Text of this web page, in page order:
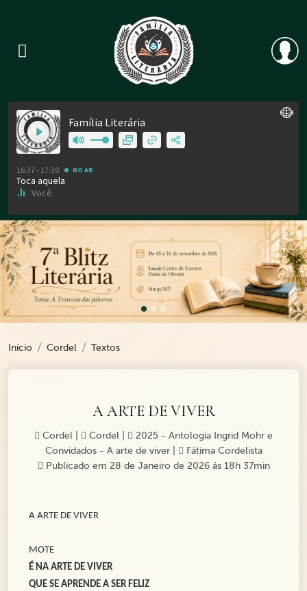
Previous
Início Cordel Textos
A ARTE DE VIVER
Cordel Cordel
2025 - Antologia Ingrid Mohr e
Convidados - A arte de viver|
Fátima Cordelista
Publicado em 28 de Janeiro de 2026 ás 18h 37min
A ARTE DE VIVER
MOTE
É NA ARTE DE VIVER
QUE SE APRENDE A SER FELIZ